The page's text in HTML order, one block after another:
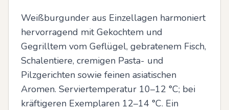
Weißburgunder aus Einzellagen harmoniert
hervorragend mit Gekochtem und
Gegrilltem vom Geflügel, gebratenem Fisch,
Schalentiere, cremigen Pasta- und
Pilzgerichten sowie feinen asiatischen
Aromen. Serviertemperatur 10–12 °C; bei
kräftigeren Exemplaren 12–14 °C. Ein